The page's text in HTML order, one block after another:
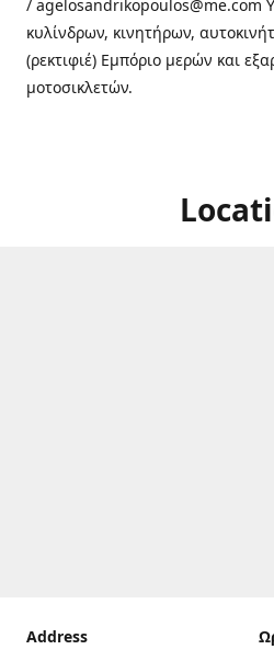
/ agelosandrikopoulos@me.com
κυλίνδρων, κινητήρων,
(ρεκτιφιέ) Εμπόριο μερών και
μοτοσικλετών.
Address